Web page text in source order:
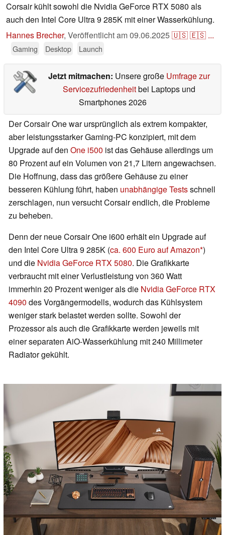
Corsair kühlt sowohl die Nvidia GeForce RTX 5080 als
auch den Intel Core Ultra 9 285K mit einer Wasserkühlung.
Hannes Brecher, Veröffentlicht am09.06.2025🇺🇸🇪🇸 ...
Gaming Desktop Launch
Jetzt mitmachen: Unsere große Umfrage zur
Servicezufriedenheitbei Laptops und
Smartphones 2026
Der Corsair One war ursprünglich als extrem kompakter,
aber leistungsstarker Gaming-PC konzipiert, mit dem
Upgrade auf den One i500 ist das Gehäuse allerdings um
80 Prozent auf ein Volumen von 21,7 Litern angewachsen.
Die Hoffnung, dass das größere Gehäuse zu einer
besseren Kühlung führt, haben unabhängige Testsschnell
zerschlagen, nun versucht Corsair endlich, die Probleme
zu beheben.
Denn der neue Corsair One i600 erhält ein Upgrade auf
den Intel Core Ultra 9 285K (ca. 600 Euro auf Amazon )
und die Nvidia GeForce RTX 5080. Die Grafikkarte
verbraucht mit einer Verlustleistung von 360 Watt
immerhin 20 Prozent weniger als die Nvidia GeForce RTX
4090 des Vorgängermodells, wodurch das Kühlsystem
weniger stark belastet werden sollte. Sowohl der
Prozessor als auch die Grafikkarte werden jeweils mit
einer separaten AiO-Wasserkühlung mit 240 Millimeter
Radiator gekühlt.